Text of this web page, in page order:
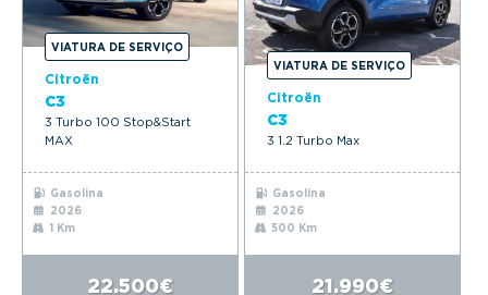
VIATURA DE SERVIÇO
Citroën
C3
3 Turbo 100 Stop&Start
MAX
Gasolina
2026
1 Km
22.500€
VIATURA DE SERVIÇO
Citroën
C3
3 1.2 Turbo Max
Gasolina
2026
500 Km
21.990€